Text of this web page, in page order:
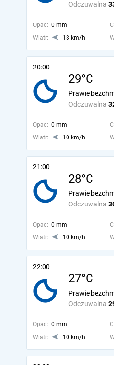
Odczuwalna
Opad: 0 mm
Wiatr:
13 km/h
20:00
29°C
Odczuwalna
Prawie
Opad: 0 mm
Wiatr:
10 km/h
21:00
28°C
Odczuwalna
Prawie
Opad: 0 mm
Wiatr:
10 km/h
22:00
27°C
Odczuwalna
Prawie
Opad: 0 mm
Wiatr:
10 km/h